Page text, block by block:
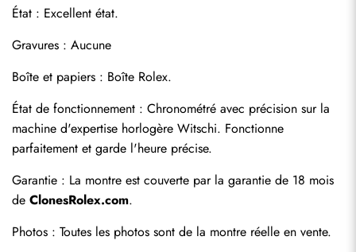
État : Excellent état.
Gravures : Aucune
Boîte et papiers : Boîte Rolex.
État de fonctionnement : Chronométré avec précision sur la
machine d'expertise horlogère Witschi. Fonctionne
parfaitement et garde l'heure précise.
Garantie : La montre est couverte par la garantie de 18 mois
de ClonesRolex.com.
Photos : Toutes les photos sont de la montre réelle en vente.